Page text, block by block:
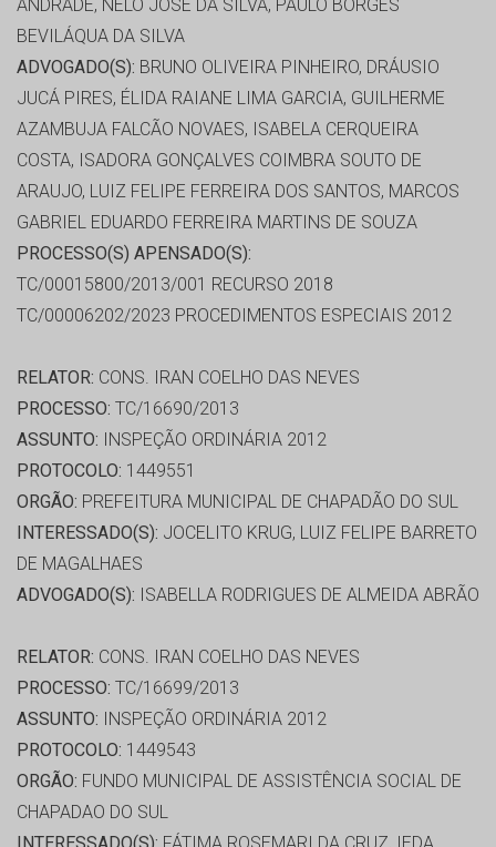
ANDRADE, NELO JOSÉ DA SILVA, PAULO BORGES
BEVILÁQUA DA SILVA
ADVOGADO(S): BRUNO OLIVEIRA PINHEIRO, DRÁUSIO
JUCÁ PIRES, ÉLIDA RAIANE LIMA GARCIA, GUILHERME
AZAMBUJA FALCÃO NOVAES, ISABELA CERQUEIRA
COSTA, ISADORA GONÇALVES COIMBRA SOUTO DE
ARAUJO, LUIZ FELIPE FERREIRA DOS SANTOS, MARCOS
GABRIEL EDUARDO FERREIRA MARTINS DE SOUZA
PROCESSO(S) APENSADO(S):
TC/00015800/2013/001 RECURSO 2018
TC/00006202/2023 PROCEDIMENTOS ESPECIAIS 2012
RELATOR: CONS. IRAN COELHO DAS NEVES
PROCESSO: TC/16690/2013
ASSUNTO: INSPEÇÃO ORDINÁRIA 2012
PROTOCOLO: 1449551
ORGÃO: PREFEITURA MUNICIPAL DE CHAPADÃO DO SUL
INTERESSADO(S): JOCELITO KRUG, LUIZ FELIPE BARRETO
DE MAGALHAES
ADVOGADO(S): ISABELLA RODRIGUES DE ALMEIDA ABRÃO
RELATOR: CONS. IRAN COELHO DAS NEVES
PROCESSO: TC/16699/2013
ASSUNTO: INSPEÇÃO ORDINÁRIA 2012
PROTOCOLO: 1449543
ORGÃO: FUNDO MUNICIPAL DE ASSISTÊNCIA SOCIAL DE
CHAPADAO DO SUL